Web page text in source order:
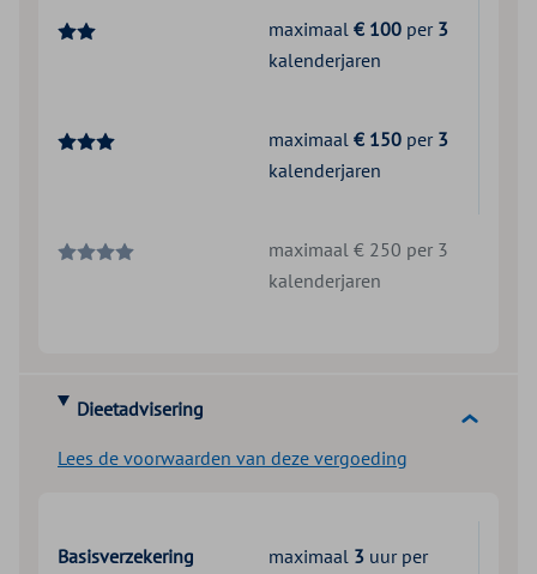
maximaal € 100 per 3
kalenderjaren
maximaal € 150 per 3
kalenderjaren
maximaal € 250 per 3
kalenderjaren
Dieetadvisering
Lees de voorwaarden van deze vergoeding
Basisverzekering maximaal 3 uur per